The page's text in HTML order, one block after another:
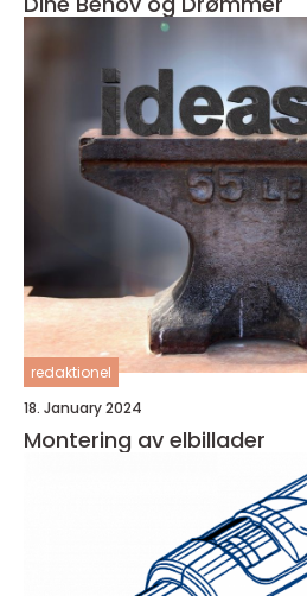
redaktionel
18. January 2024
Montering av elbillader